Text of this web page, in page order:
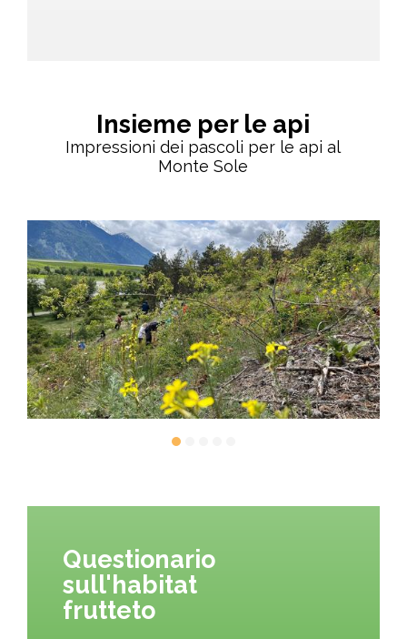
Insieme per le api
Impressioni dei pascoli per le api al
Monte Sole
Questionario
sull'habitat
frutteto